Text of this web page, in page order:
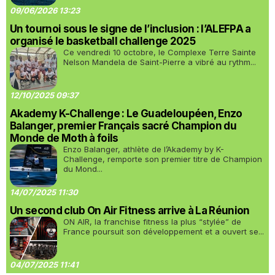
09/06/2026 13:23
Un tournoi sous le signe de l’inclusion : l’ALEFPA a
organisé le basketball challenge 2025
Ce vendredi 10 octobre, le Complexe Terre Sainte
Nelson Mandela de Saint-Pierre a vibré au rythm...
12/10/2025 09:37
Akademy K-Challenge : Le Guadeloupéen, Enzo
Balanger, premier Français sacré Champion du
Monde de Moth à foils
Enzo Balanger, athlète de l’Akademy by K-
Challenge, remporte son premier titre de Champion
du Mond...
14/07/2025 11:30
Un second club On Air Fitness arrive à La Réunion
ON AIR, la franchise fitness la plus “stylée” de
France poursuit son développement et a ouvert se...
04/07/2025 11:41